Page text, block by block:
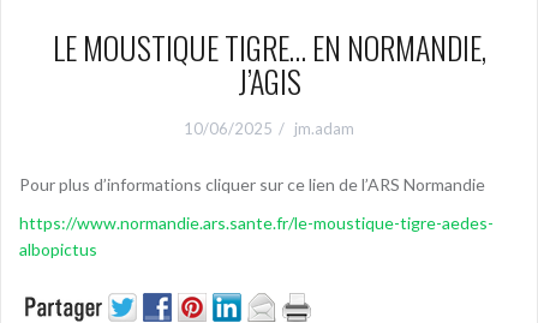
LE MOUSTIQUE TIGRE… EN NORMANDIE,
J’AGIS
10/06/2025 jm.adam
Pour plus d’informations cliquer sur ce lien de l’ARS Normandie
https://www.normandie.ars.sante.fr/le-moustique-tigre-aedes-
albopictus